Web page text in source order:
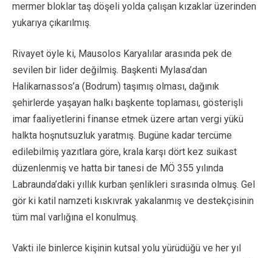
mermer bloklar taş döşeli yolda çalışan kızaklar üzerinden
yukarıya çıkarılmış.
Rivayet öyle ki, Mausolos Karyalılar arasında pek de
sevilen bir lider değilmiş. Başkenti Mylasa’dan
Halikarnassos’a (Bodrum) taşımış olması, dağınık
şehirlerde yaşayan halkı başkente toplaması, gösterişli
imar faaliyetlerini finanse etmek üzere artan vergi yükü
halkta hoşnutsuzluk yaratmış. Bugüne kadar tercüme
edilebilmiş yazıtlara göre, krala karşı dört kez suikast
düzenlenmiş ve hatta bir tanesi de MÖ 355 yılında
Labraunda’daki yıllık kurban şenlikleri sırasında olmuş. Gel
gör ki katil namzeti kıskıvrak yakalanmış ve destekçisinin
tüm mal varlığına el konulmuş.
Vakti ile binlerce kişinin kutsal yolu yürüdüğü ve her yıl